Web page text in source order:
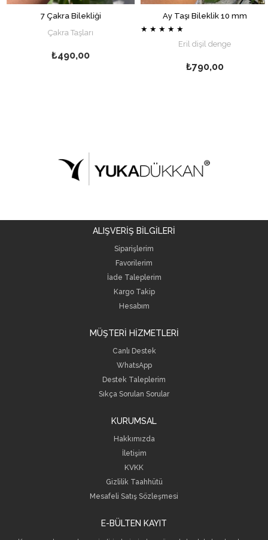
7 Çakra Bilekliği
Çakra Taşları
₺490,00
Ay Taşı Bileklik 10 mm
★ ★ ★ ★ ★
Eril dişil denge
₺790,00
ALIŞVERİŞ BİLGİLERİ
Siparişlerim
Favorilerim
İade Taleplerim
Kargo Takip
Hesabım
MÜŞTERİ HİZMETLERİ
Canlı Destek
WhatsApp
Destek Taleplerim
Sıkça Sorulan Sorular
KURUMSAL
Hakkımızda
İletişim
KVKK
Gizlilik Taahhütü
Mesafeli Satış Sözleşmesi
E-BÜLTEN KAYIT